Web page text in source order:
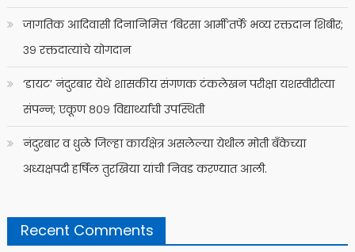
जागतिक आदिवासी दिनानिमित्त ‘बिरसा आर्मी’तर्फे भव्य रक्तदान शिबीर;
३९ रक्तदात्यांचे योगदान
‘डायट’ नंदुरबार येथे शासकीय संगणक टंकलेखन परीक्षा यशस्वीरीत्या
संपन्न; एकूण ८०९ विद्यार्थ्यांची उपस्थिती
नंदुरबार व धुळे जिल्हा कार्यक्षेत्र असलेल्या येथील मोती बँकेच्या
अध्यक्षपदी हर्षिल तुरखिया यांची निवड करण्यात आली.
Recent Comments